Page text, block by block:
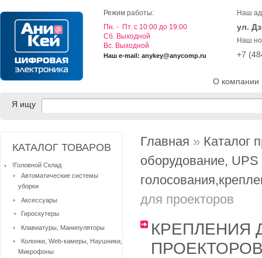
О компании
Режим работы:
Пн. - Пт. с 10:00 до 19:00
Cб. Выходной
Вс. Выходной
Наш e-mail: anykey@anycomp.ru
Наш
ул.
Наш
+7
Я ищу
Главная » Каталог
оборудование, UPS
для проекторов
КРЕПЛЕНИЯ
КАТАЛОГ ТОВАРОВ
!Головной Склад
Автоматические системы
уборки
Аксессуары
Гироскутеры
Клавиатуры, Манипуляторы
Колонки, Web-камеры, Наушники,
Микрофоны